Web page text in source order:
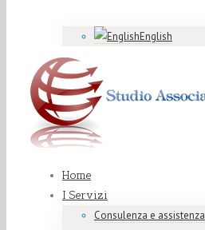
English
Home
I Servizi
Consulenza e assistenza